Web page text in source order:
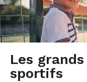
Les
sportifs